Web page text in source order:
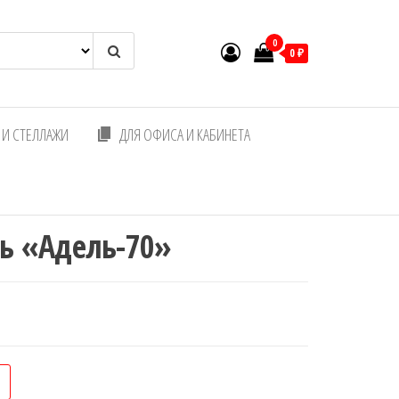
0
0 ₽
СТЕЛЛАЖИ ДЛЯ ОФИСА И КАБИНЕТА
«Адель-70»